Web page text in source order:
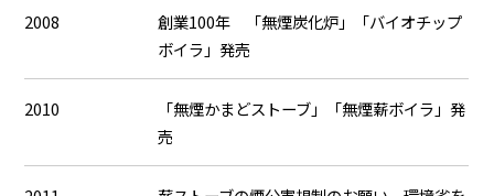
2008
創業100年 「無煙炭化炉」「バイオチップ
ボイラ」発売
2010
「無煙かまどストーブ」「無煙薪ボイラ」発
売